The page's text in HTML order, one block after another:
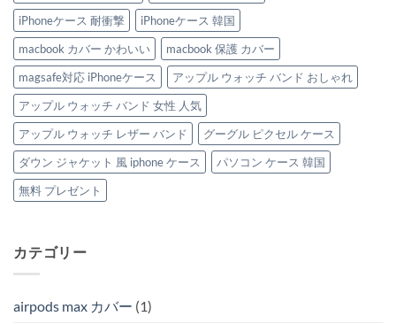
iPhoneケース 耐衝撃
iPhoneケース 韓国
macbook カバー かわいい
macbook 保護 カバー
magsafe対応 iPhoneケース
アップル ウォッチ バンド おしゃれ
アップル ウォッチ バンド 女性 人気
アップル ウォッチ レザー バンド
グーグル ピクセル ケース
ダウン ジャケット 風 iphone ケース
パソコン ケース 韓国
無料 プレゼント
カテゴリー
airpods max カバー (1)